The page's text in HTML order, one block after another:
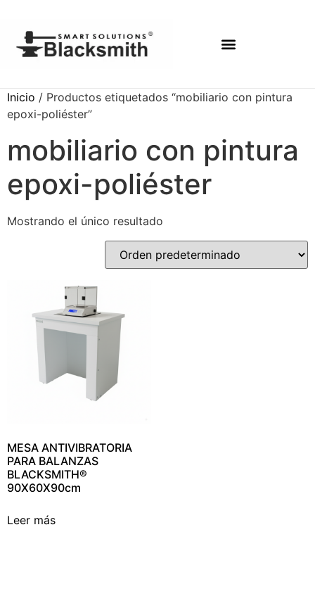
Inicio / Productos etiquetados “mobiliario con pintura
epoxi-poliéster”
mobiliario con pintura
epoxi-poliéster
Mostrando el único resultado
MESA ANTIVIBRATORIA
PARA BALANZAS
BLACKSMITH®
90X60X90cm
Leer más